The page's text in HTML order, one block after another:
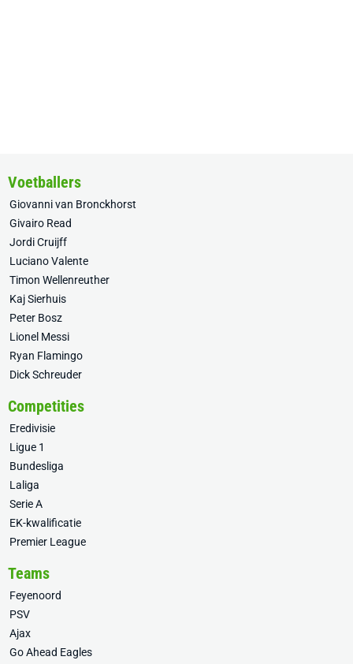
Voetballers
Giovanni van Bronckhorst
Givairo Read
Jordi Cruijff
Luciano Valente
Timon Wellenreuther
Kaj Sierhuis
Peter Bosz
Lionel Messi
Ryan Flamingo
Dick Schreuder
Competities
Eredivisie
Ligue 1
Bundesliga
Laliga
Serie A
EK-kwalificatie
Premier League
Teams
Feyenoord
PSV
Ajax
Go Ahead Eagles